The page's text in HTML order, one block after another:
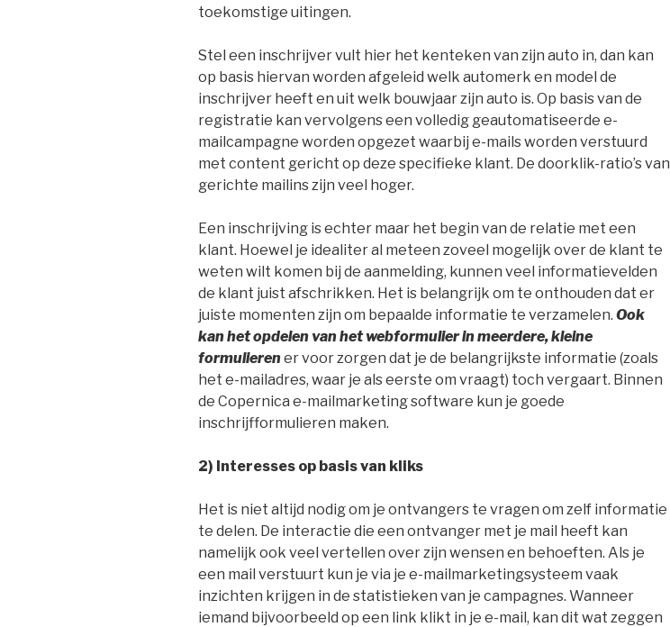
toekomstige uitingen.
Stel een inschrijver vult hier het kenteken van zijn auto in, dan kan
op basis hiervan worden afgeleid welk automerk en model de
inschrijver heeft en uit welk bouwjaar zijn auto is. Op basis van de
registratie kan vervolgens een volledig geautomatiseerde e-
mailcampagne worden opgezet waarbij e-mails worden verstuurd
met content gericht op deze specifieke klant. De doorklik-ratio’s van
gerichte mailins zijn veel hoger.
Een inschrijving is echter maar het begin van de relatie met een
klant. Hoewel je idealiter al meteen zoveel mogelijk over de klant te
weten wilt komen bij de aanmelding, kunnen veel informatievelden
de klant juist afschrikken. Het is belangrijk om te onthouden dat er
juiste momenten zijn om bepaalde informatie te verzamelen. Ook
kan het opdelen van het webformulier in meerdere, kleine
formulierener voor zorgen dat je de belangrijkste informatie (zoals
het e-mailadres, waar je als eerste om vraagt) toch vergaart. Binnen
de Copernica e-mailmarketing software kun je goede
inschrijfformulieren maken.
2) Interesses op basis van kliks
Het is niet altijd nodig om je ontvangers te vragen om zelf informatie
te delen. De interactie die een ontvanger met je mail heeft kan
namelijk ook veel vertellen over zijn wensen en behoeften. Als je
een mail verstuurt kun je via je e-mailmarketingsysteem vaak
inzichten krijgen in de statistieken van je campagnes. Wanneer
iemand bijvoorbeeld op een link klikt in je e-mail, kan dit wat zeggen